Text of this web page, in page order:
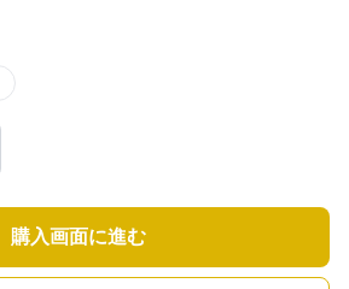
購入画面に進む